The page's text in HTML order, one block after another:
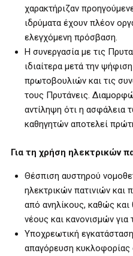
χαρακτήριζαν
ιδρύματα έχουν πλέον
ελεγχόμενη πρόσβαση.
Η συνεργασία με τις
ιδιαίτερα μετά την
πρωτοβουλιών και τις
τους Πρυτάνεις.
αντίληψη ότι η ασφάλεια
καθηγητών αποτελεί
Για τη χρήση ηλεκτρικών
Θέσπιση αυστηρού
ηλεκτρικών πατινιών και
από ανηλίκους, καθώς και
νέους και κανονισμών για
Υποχρεωτική
απαγόρευση